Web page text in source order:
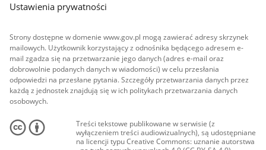
Ustawienia prywatności
Strony dostępne w domenie www.gov.pl mogą zawierać adresy skrzynek
mailowych. Użytkownik korzystający z odnośnika będącego adresem e-
mail zgadza się na przetwarzanie jego danych (adres e-mail oraz
dobrowolnie podanych danych w wiadomości) w celu przesłania
odpowiedzi na przesłane pytania. Szczegóły przetwarzania danych przez
każdą z jednostek znajdują się w ich politykach przetwarzania danych
osobowych.
Treści tekstowe publikowane w serwisie (z
wyłączeniem treści audiowizualnych), są udostępniane
na licencji typu Creative Commons: uznanie autorstwa